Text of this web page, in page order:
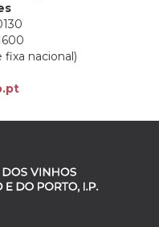
fixa nacional)